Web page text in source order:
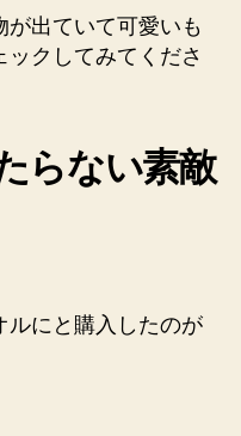
出ていて可愛いも
クしてみてくださ
らない素敵
ルにと購入したのが